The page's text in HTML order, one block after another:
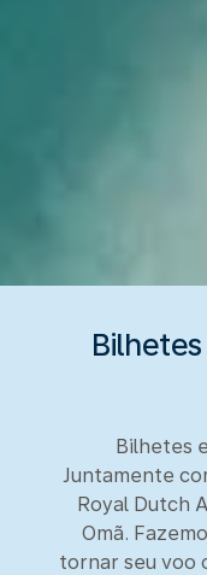
Bilhetes
Juntamente
Royal Dutch
Omã.
tornar seu voo